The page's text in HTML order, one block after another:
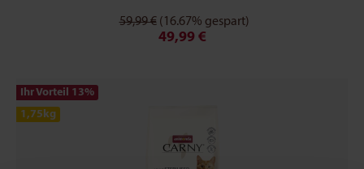
59,99 € (16.67% gespart)
49,99 €
Ihr Vorteil 13%
1,75kg